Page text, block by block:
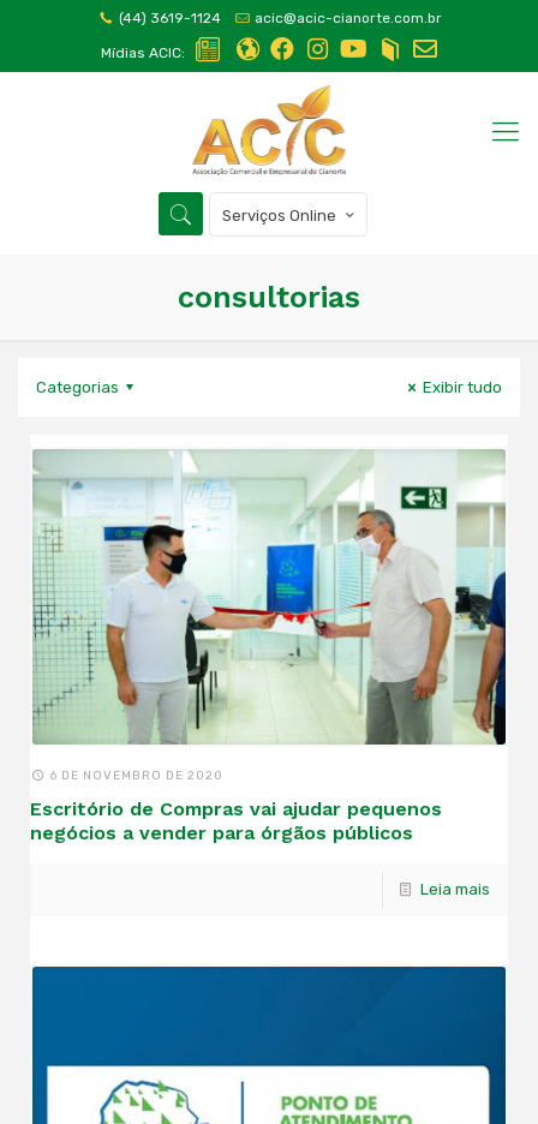
(44) 3619-1124 acic@acic-cianorte.com.br
Mídias ACIC:
Serviços Online
consultorias
Categorias Exibir tudo
6 DE NOVEMBRO DE 2020
Escritório de Compras vai ajudar pequenos
negócios a vender para órgãos públicos
Leia mais